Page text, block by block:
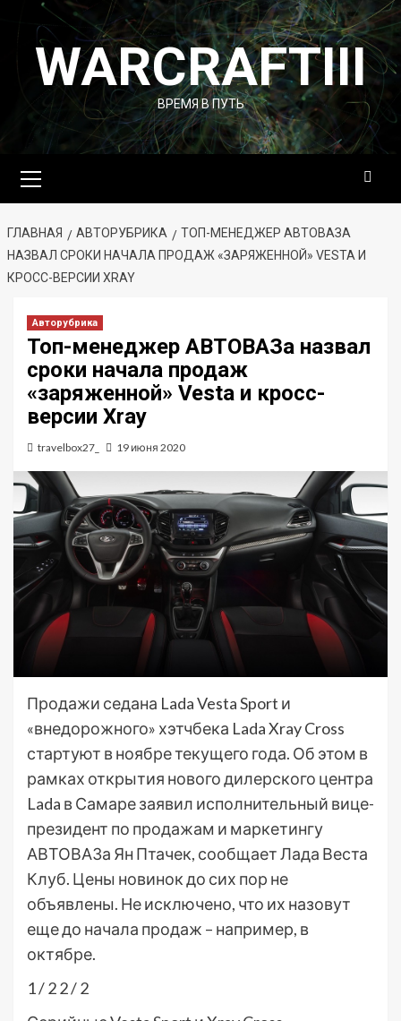
Перейти
содержимому
WARCRAFTIII
ВРЕМЯ В ПУТЬ
меню
ГЛАВНАЯ АВТОРУБРИКА
ТОП-МЕНЕДЖЕР АВТОВАЗА
НАЗВАЛ СРОКИ НАЧАЛА ПРОДАЖ «ЗАРЯЖЕННОЙ» VESTA И
КРОСС-ВЕРСИИ XRAY
Авторубрика
Топ-менеджер АВТОВАЗа назвал
сроки начала продаж
«заряженной» Vesta и кросс-
версии Xray
travelbox27_ 19 июня 2020
Продажи седана Lada Vesta Sport и
«внедорожного» хэтчбека Lada Xray Cross
стартуют в ноябре текущего года. Об этом в
рамках открытия нового дилерского центра
Lada в Самаре заявил исполнительный вице-
президент по продажам и маркетингу
АВТОВАЗа Ян Птачек, сообщает Лада Веста
Клуб. Цены новинок до сих пор не
объявлены. Не исключено, что их назовут
еще до начала продаж – например, в
октябре.
1/ 22/ 2